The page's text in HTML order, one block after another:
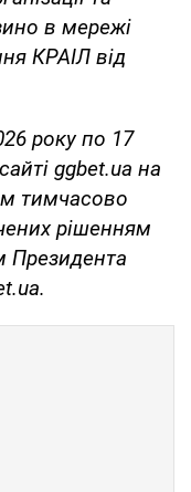
в мережі
КРАІЛ від
року по 17
ggbet.ua на
тимчасово
рішенням
Президента